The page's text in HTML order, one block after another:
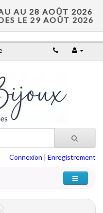
AU 28 AOÛT 2026
LE 29 AOÛT 2026
Connexion | Enregistrement